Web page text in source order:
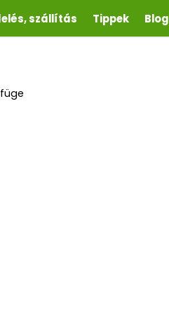
szállítás Tippek Blog